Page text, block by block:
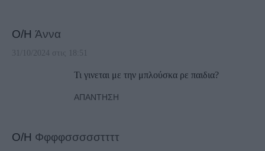
Ο/Η Άννα
31/10/2024 στις 18:51
Τι γινεται με την μπλούσκα ρε παιδια?
ΑΠΆΝΤΗΣΗ
Ο/Η Φφφφσσσσσττττ